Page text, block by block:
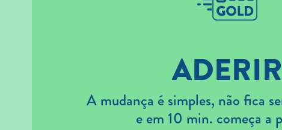
ADERIR
A mudança é simples, não fica
e em 10 min. começa a